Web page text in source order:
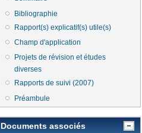
Bibliographie
Rapport(s) explicatif(s) utile(s)
Champ d'application
Projets de révision et études
diverses
Rapports de suivi (2007)
Préambule
Documents associés